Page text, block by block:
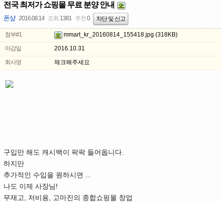
전국 최저가 쇼핑몰 무료 분양 안내
폰샾 2016.08.14 조회 1381 추천 0 차단 및 신고
첨부#1 mmart_kr_20160814_155418.jpg (318KB)
마감일
2016.10.31
회사명
체크해주세요
구입만 해도 캐시백이 팍팍 들어옵니다.
하지만
추가적인 수입을 원하시면 ...
나도 이제 사장님!
무재고, 저비용, 고마진의 종합쇼핑몰 창업